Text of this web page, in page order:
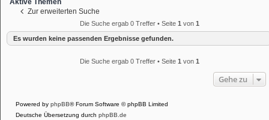
Aktive Themen
Zur erweiterten Suche
Die Suche ergab 0 Treffer • Seite 1 von 1
Es wurden keine passenden Ergebnisse gefunden.
Die Suche ergab 0 Treffer • Seite 1 von 1
Gehe zu
Powered by phpBB® Forum Software © phpBB Limited
Deutsche Übersetzung durch phpBB.de